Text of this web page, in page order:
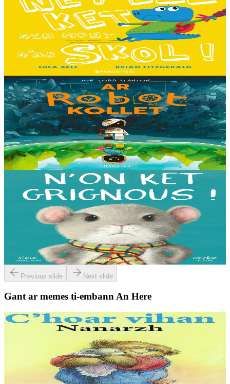
Ne fell ket din mont d'ar skol !
Hiziv emañ devezh skol kentañ Logodennig ha Dinosaorig. Ne fell
ket dezho mont, tamm ebet ! Pa grogo ar c'hentelioù avat e vo ur
pezh mell souezhenn....
13,00 €
8 vloaz hag ouzhpenn
Timilenn
Ar Robot kollet
E kreiz-kreiz un toull-lastez... ez eus ur robotig torret o tihuniñ. N’en
deus ket soñj eus pelec’h eo deuet nag abaoe pegeit emañ aze, met
gouzout a ra n’eo...
Er stok14,00 €
3 bloaz hag ouzhpenn
Bannoù-heol
N'on ket grignous !
E penn ar c’hoad ez eus ul logodenn vihan o chom. Brudet eo
Logodennig evit bezañ grignousañ ha teodekañ logodenn ar vro. Un
deiz en em gav gant ur broc’hig...
Er stok13,00 €
Previous slide Next slide
Gant ar memes ti-embann An Here
2 vloaz hag ouzhpenn
An Here
C'hoar vihan Nanarzh
Ur c'hoar vihan zo degouezhet e ti Nanarzh ! Met hemañ n'eo ket
gwall blijet, evit doare, gant an nevezenti-se !